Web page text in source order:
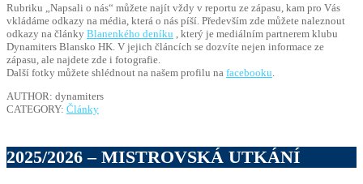
Rubriku „Napsali o nás“ můžete najít vždy v reportu ze zápasu, kam pro Vás
vkládáme odkazy na média, která o nás píší. Především zde můžete naleznout
odkazy na články Blanenkého deníku , který je mediálním partnerem klubu
Dynamiters Blansko HK. V jejich článcích se dozvíte nejen informace ze
zápasu, ale najdete zde i fotografie.
Další fotky můžete shlédnout na našem profilu na facebooku
AUTHOR: dynamiters
CATEGORY: Články
2025/2026 – MISTROVSKÁ UTKÁNÍ